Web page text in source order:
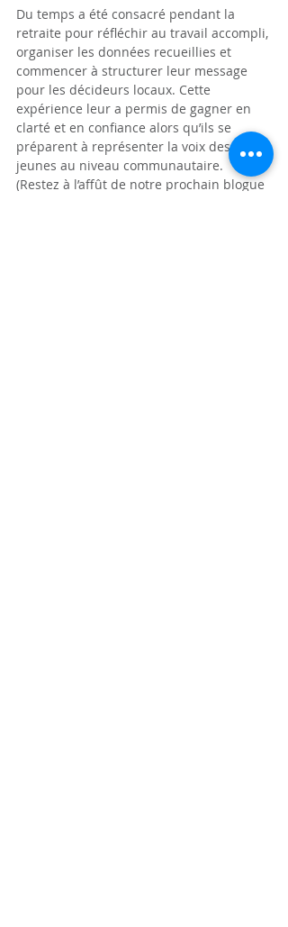
Du temps a été consacré pendant la
retraite pour réfléchir au travail accompli,
organiser les données recueillies et
commencer à structurer leur message
pour les décideurs locaux. Cette
expérience leur a permis de gagner en
clarté et en confiance alors qu’ils se
préparent à représenter la voix des
jeunes au niveau communautaire.
(Restez à l’affût de notre prochain blogue